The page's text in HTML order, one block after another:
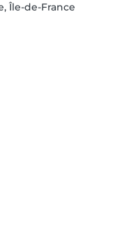
Île-de-France